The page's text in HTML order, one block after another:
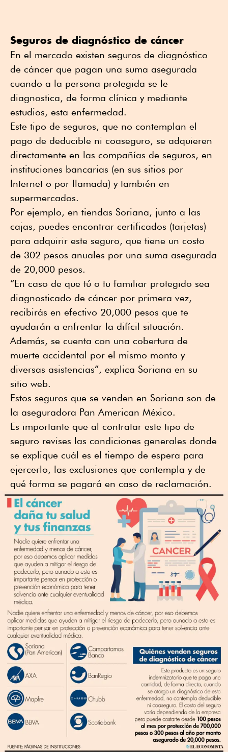
Seguros de diagnóstico de cáncer
En el mercado existen seguros de diagnóstico
de cáncer que pagan una suma asegurada
cuando a la persona protegida se le
diagnostica, de forma clínica y mediante
estudios, esta enfermedad.
Este tipo de seguros, que no contemplan el
pago de deducible ni coaseguro, se adquieren
directamente en las compañías de seguros, en
instituciones bancarias (en sus sitios por
Internet o por llamada) y también en
supermercados.
Por ejemplo, en tiendas Soriana, junto a las
cajas, puedes encontrar certificados (tarjetas)
para adquirir este seguro, que tiene un costo
de 302 pesos anuales por una suma asegurada
de 20,000 pesos.
“En caso de que tú o tu familiar protegido sea
diagnosticado de cáncer por primera vez,
recibirás en efectivo 20,000 pesos que te
ayudarán a enfrentar la difícil situación.
Además, se cuenta con una cobertura de
muerte accidental por el mismo monto y
diversas asistencias”, explica Soriana en su
sitio web.
Estos seguros que se venden en Soriana son de
la aseguradora Pan American México.
Es importante que al contratar este tipo de
seguro revises las condiciones generales donde
se explique cuál es el tiempo de espera para
ejercerlo, las exclusiones que contempla y de
qué forma se pagará en caso de reclamación.